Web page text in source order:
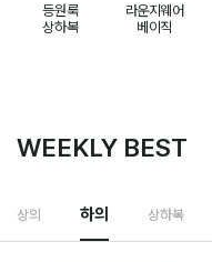
등원룩
상하복
라운지웨어
베이직
WEEKLY BEST
상의 하의 상하복